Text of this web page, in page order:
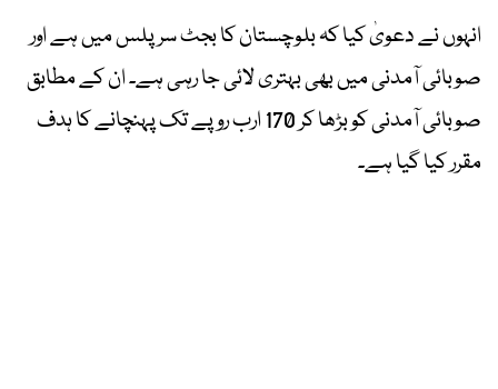
انہوں نے دعویٰ کیا کہ بلوچستان کا بجٹ سرپلس میں ہے اور
صوبائی آمدنی میں بھی بہتری لائی جا رہی ہے۔ ان کے مطابق
صوبائی آمدنی کو بڑھا کر 170 ارب روپے تک پہنچانے کا ہدف
مقرر کیا گیا ہے۔